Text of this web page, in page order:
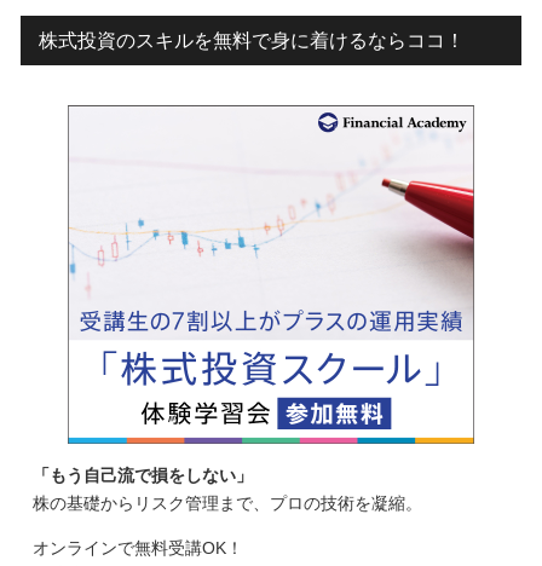
株式投資のスキルを無料で身に着けるならココ！
「もう自己流で損をしない」
株の基礎からリスク管理まで、プロの技術を凝縮。
オンラインで無料受講OK！